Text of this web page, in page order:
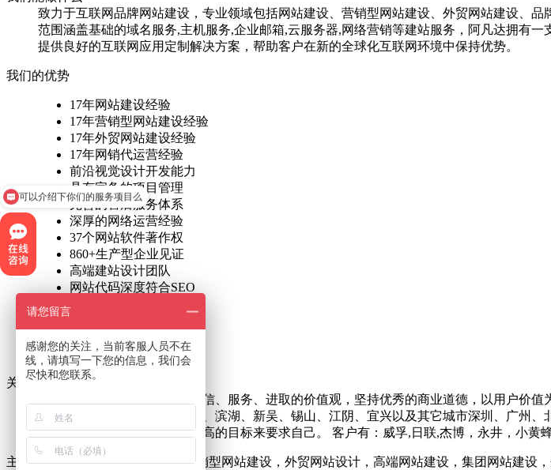
致力于互联网品牌网站建设，专业领域包括网站建设、营销型网站建设、外贸网站建设、
范围涵盖基础的域名服务,主机服务,企业邮箱,云服务器,网络营销等建站服务，阿凡达拥有
提供良好的互联网应用定制解决方案，帮助客户在新的全球化互联网环境中保持优势。
我们的优势
17年网站建设经验
17年营销型网站建设经验
17年外贸网站建设经验
17年网销代运营经验
前沿视觉设计开发能力
具有完备的项目管理
完善的售后服务体系
深厚的网络运营经验
37个网站软件著作权
860+生产型企业见证
高端建站设计团队
网站代码深度符合SEO
整体符合搜索引擎算法
关于阿凡达网络
阿凡达网络一直秉承专业、诚信、服务、进取的价值观，坚持优秀的商业道德，以用户价
业务范围包括无锡梁溪、惠山、滨湖、新吴、锡山、江阴、宜兴以及其它城市深圳、广州
站公司始终以不懈的努力、更高的目标来要求自己。 客户有：威孚,日联,杰博，永井，小黄
主要业务范围包括：网站建设，营销型网站建设，外贸网站设计，高端网站建设，集团网站建设
可以介绍下你们的服务项目么
请您留言
感谢您的关注，当前客服人员不在
线，请填写一下您的信息，我们会
尽快和您联系。